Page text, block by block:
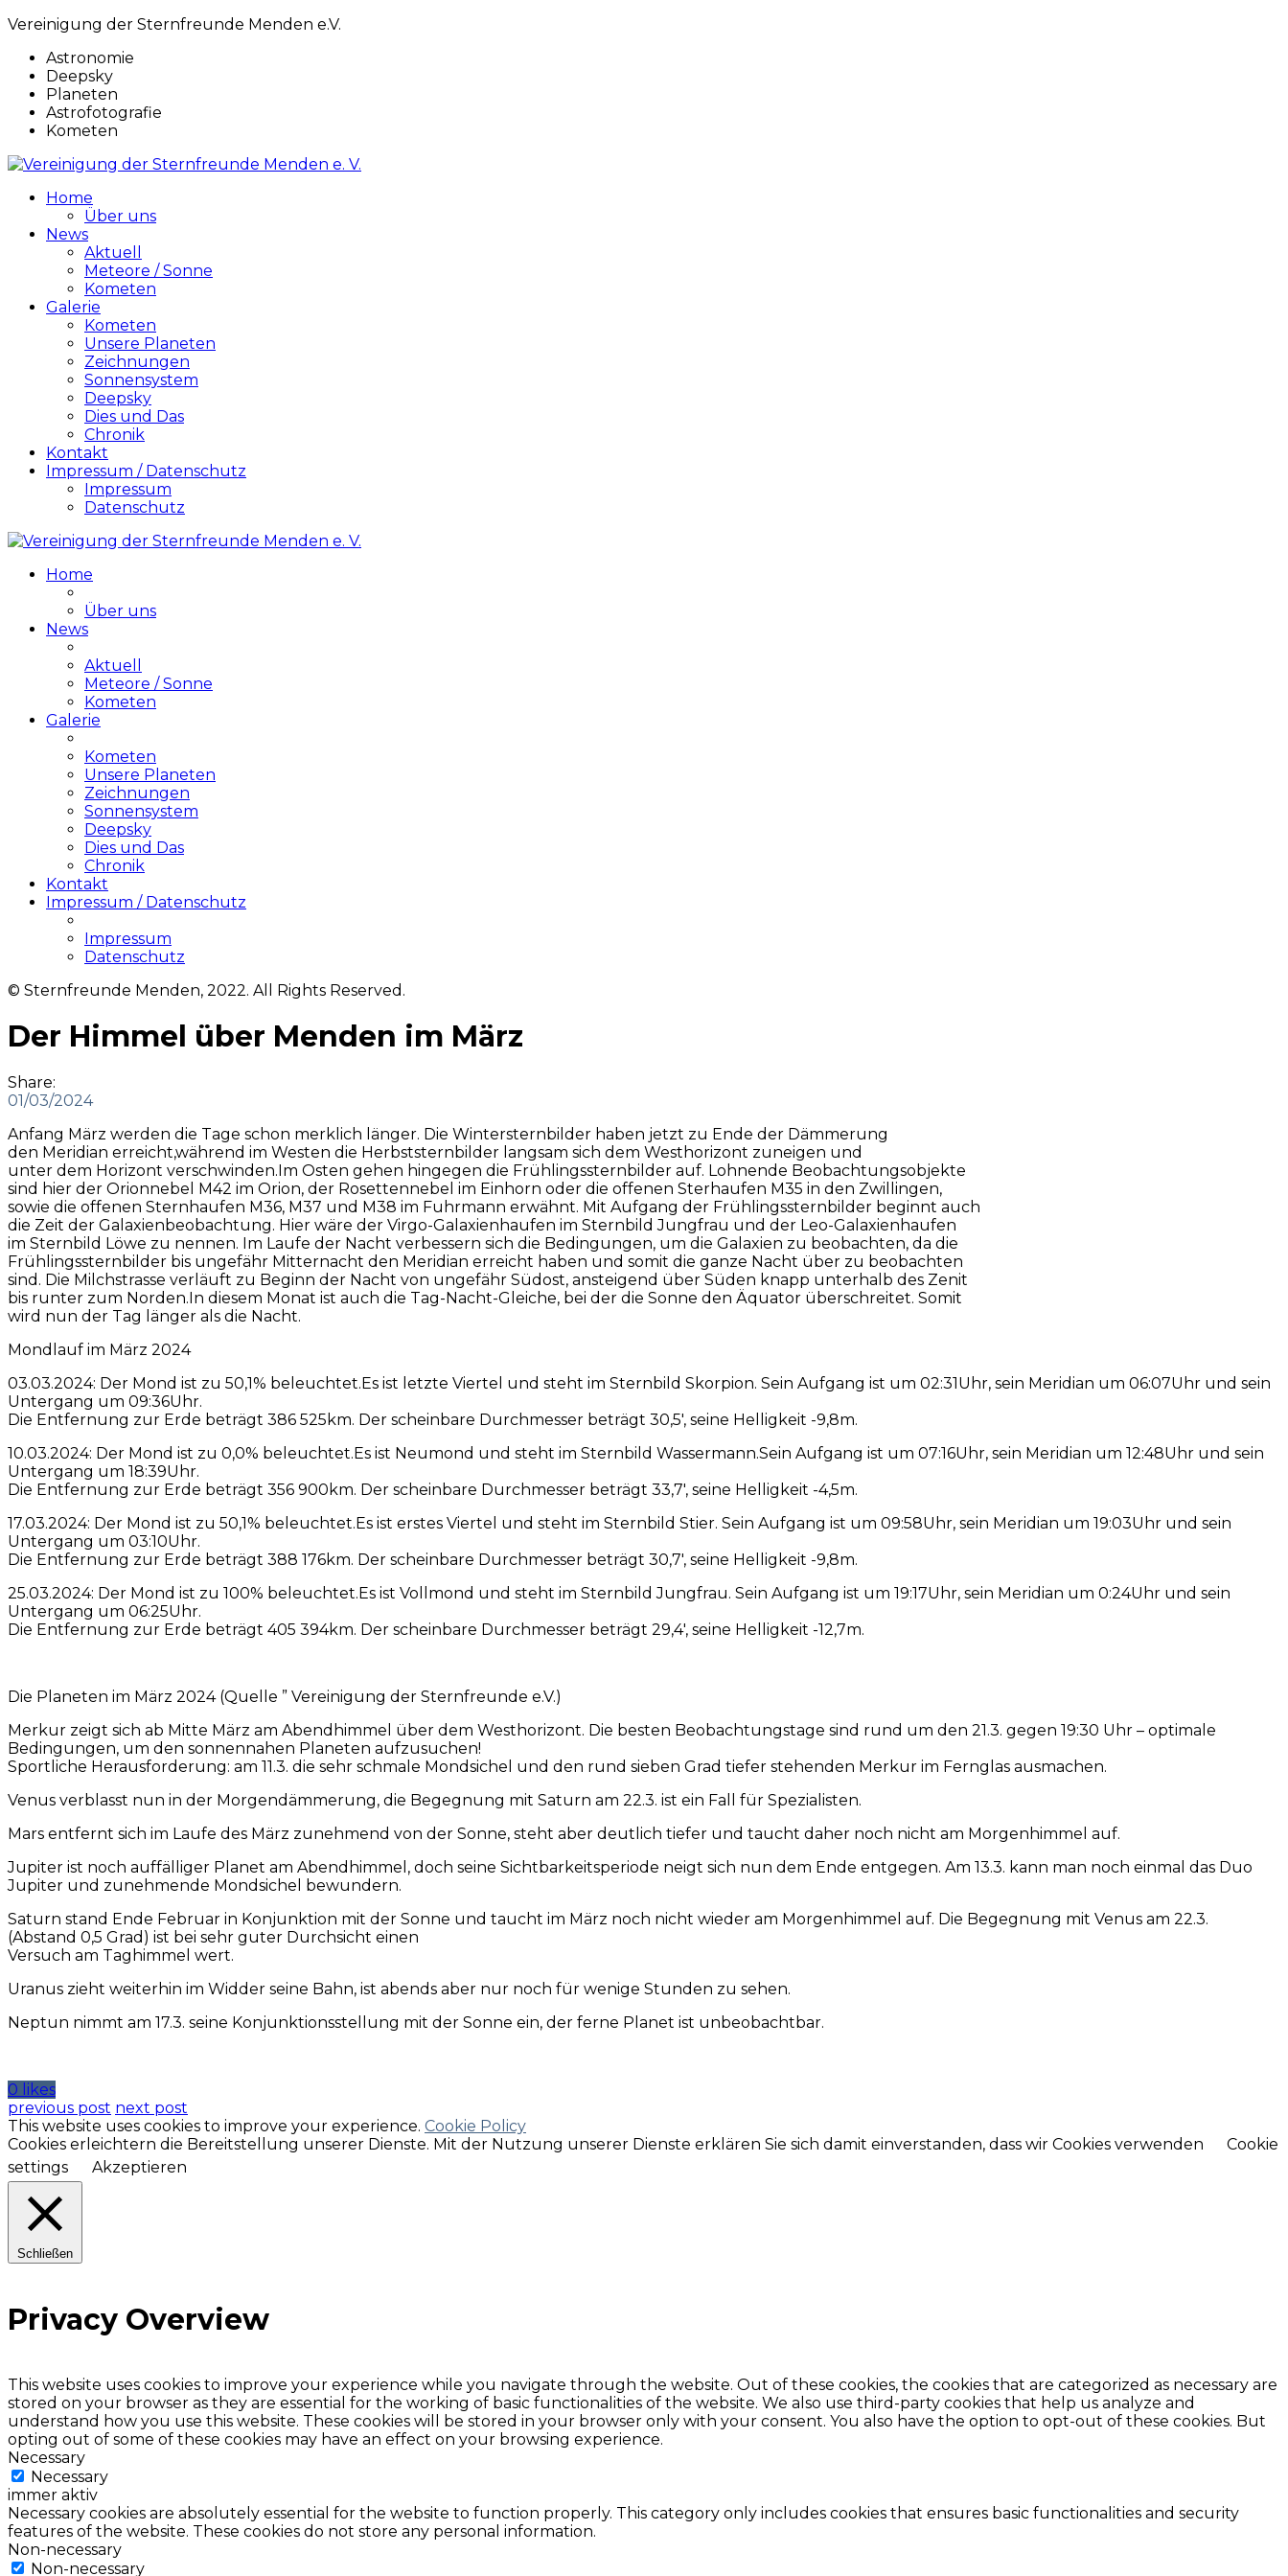
Vereinigung der Sternfreunde Menden e.V.
Astronomie
Deepsky
Planeten
Astrofotografie
Kometen
Home
Über uns
News
Aktuell
Meteore / Sonne
Kometen
Galerie
Kometen
Unsere Planeten
Zeichnungen
Sonnensystem
Deepsky
Dies und Das
Chronik
Kontakt
Impressum / Datenschutz
Impressum
Datenschutz
Home
Über uns
News
Aktuell
Meteore / Sonne
Kometen
Galerie
Kometen
Unsere Planeten
Zeichnungen
Sonnensystem
Deepsky
Dies und Das
Chronik
Kontakt
Impressum / Datenschutz
Impressum
Datenschutz
© Sternfreunde Menden, 2022. All Rights Reserved.
Der Himmel über Menden im März
Share:
01/03/2024
Anfang März werden die Tage schon merklich länger. Die Wintersternbilder haben jetzt zu Ende der Dämmerung
den Meridian erreicht,während im Westen die Herbststernbilder langsam sich dem Westhorizont zuneigen und
unter dem Horizont verschwinden.Im Osten gehen hingegen die Frühlingssternbilder auf. Lohnende Beobachtungsobjekte
sind hier der Orionnebel M42 im Orion, der Rosettennebel im Einhorn oder die offenen Sterhaufen M35 in den Zwillingen,
sowie die offenen Sternhaufen M36, M37 und M38 im Fuhrmann erwähnt. Mit Aufgang der Frühlingssternbilder beginnt auch
die Zeit der Galaxienbeobachtung. Hier wäre der Virgo-Galaxienhaufen im Sternbild Jungfrau und der Leo-Galaxienhaufen
im Sternbild Löwe zu nennen. Im Laufe der Nacht verbessern sich die Bedingungen, um die Galaxien zu beobachten, da die
Frühlingssternbilder bis ungefähr Mitternacht den Meridian erreicht haben und somit die ganze Nacht über zu beobachten
sind. Die Milchstrasse verläuft zu Beginn der Nacht von ungefähr Südost, ansteigend über Süden knapp unterhalb des Zenit
bis runter zum Norden.In diesem Monat ist auch die Tag-Nacht-Gleiche, bei der die Sonne den Äquator überschreitet. Somit
wird nun der Tag länger als die Nacht.
Mondlauf im März 2024
03.03.2024: Der Mond ist zu 50,1% beleuchtet.Es ist letzte Viertel und steht im Sternbild Skorpion. Sein Aufgang ist um 02:31Uhr, sein Meridian um 06:07Uhr und sein
Untergang um 09:36Uhr.
Die Entfernung zur Erde beträgt 386 525km. Der scheinbare Durchmesser beträgt 30,5′, seine Helligkeit -9,8m.
10.03.2024: Der Mond ist zu 0,0% beleuchtet.Es ist Neumond und steht im Sternbild Wassermann.Sein Aufgang ist um 07:16Uhr, sein Meridian um 12:48Uhr und sein
Untergang um 18:39Uhr.
Die Entfernung zur Erde beträgt 356 900km. Der scheinbare Durchmesser beträgt 33,7′, seine Helligkeit -4,5m.
17.03.2024: Der Mond ist zu 50,1% beleuchtet.Es ist erstes Viertel und steht im Sternbild Stier. Sein Aufgang ist um 09:58Uhr, sein Meridian um 19:03Uhr und sein
Untergang um 03:10Uhr.
Die Entfernung zur Erde beträgt 388 176km. Der scheinbare Durchmesser beträgt 30,7′, seine Helligkeit -9,8m.
25.03.2024: Der Mond ist zu 100% beleuchtet.Es ist Vollmond und steht im Sternbild Jungfrau. Sein Aufgang ist um 19:17Uhr, sein Meridian um 0:24Uhr und sein
Untergang um 06:25Uhr.
Die Entfernung zur Erde beträgt 405 394km. Der scheinbare Durchmesser beträgt 29,4′, seine Helligkeit -12,7m.
Die Planeten im März 2024 (Quelle ” Vereinigung der Sternfreunde e.V.)
Merkur zeigt sich ab Mitte März am Abendhimmel über dem Westhorizont. Die besten Beobachtungstage sind rund um den 21.3. gegen 19:30 Uhr – optimale
Bedingungen, um den sonnennahen Planeten aufzusuchen!
Sportliche Herausforderung: am 11.3. die sehr schmale Mondsichel und den rund sieben Grad tiefer stehenden Merkur im Fernglas ausmachen.
Venus verblasst nun in der Morgendämmerung, die Begegnung mit Saturn am 22.3. ist ein Fall für Spezialisten.
Mars entfernt sich im Laufe des März zunehmend von der Sonne, steht aber deutlich tiefer und taucht daher noch nicht am Morgenhimmel auf.
Jupiter ist noch auffälliger Planet am Abendhimmel, doch seine Sichtbarkeitsperiode neigt sich nun dem Ende entgegen. Am 13.3. kann man noch einmal das Duo
Jupiter und zunehmende Mondsichel bewundern.
Saturn stand Ende Februar in Konjunktion mit der Sonne und taucht im März noch nicht wieder am Morgenhimmel auf. Die Begegnung mit Venus am 22.3.
(Abstand 0,5 Grad) ist bei sehr guter Durchsicht einen
Versuch am Taghimmel wert.
Uranus zieht weiterhin im Widder seine Bahn, ist abends aber nur noch für wenige Stunden zu sehen.
Neptun nimmt am 17.3. seine Konjunktionsstellung mit der Sonne ein, der ferne Planet ist unbeobachtbar.
0 likes
previous post next post
This website uses cookies to improve your experience. Cookie Policy
Cookies erleichtern die Bereitstellung unserer Dienste. Mit der Nutzung unserer Dienste erklären Sie sich damit einverstanden, dass wir Cookies verwenden
Cookie
settings
Akzeptieren
Schließen
Privacy Overview
This website uses cookies to improve your experience while you navigate through the website. Out of these cookies, the cookies that are categorized as necessary are
stored on your browser as they are essential for the working of basic functionalities of the website. We also use third-party cookies that help us analyze and
understand how you use this website. These cookies will be stored in your browser only with your consent. You also have the option to opt-out of these cookies. But
opting out of some of these cookies may have an effect on your browsing experience.
Necessary
Necessary
immer aktiv
Necessary cookies are absolutely essential for the website to function properly. This category only includes cookies that ensures basic functionalities and security
features of the website. These cookies do not store any personal information.
Non-necessary
Non-necessary